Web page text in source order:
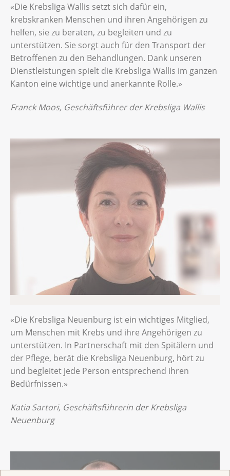
«Die Krebsliga Wallis setzt sich dafür ein,
krebskranken Menschen und ihren Angehörigen zu
helfen, sie zu beraten, zu begleiten und zu
unterstützen. Sie sorgt auch für den Transport der
Betroffenen zu den Behandlungen. Dank unseren
Dienstleistungen spielt die Krebsliga Wallis im ganzen
Kanton eine wichtige und anerkannte Rolle.»
Franck Moos, Geschäftsführer der Krebsliga Wallis
«Die Krebsliga Neuenburg ist ein wichtiges Mitglied,
um Menschen mit Krebs und ihre Angehörigen zu
unterstützen. In Partnerschaft mit den Spitälern und
der Pflege, berät die Krebsliga Neuenburg, hört zu
und begleitet jede Person entsprechend ihren
Bedürfnissen.»
Katia Sartori, Geschäftsführerin der Krebsliga
Neuenburg